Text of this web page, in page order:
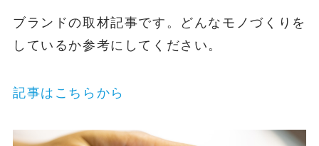
ブランドの取材記事です。どんなモノづくりを
しているか参考にしてください。
記事はこちらから